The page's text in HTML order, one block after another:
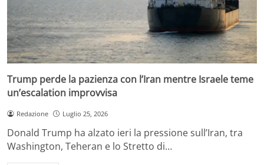
Trump perde la pazienza con l’Iran mentre Israele teme
un’escalation improvvisa
Redazione Luglio 25, 2026
Donald Trump ha alzato ieri la pressione sull’Iran, tra
Washington, Teheran e lo Stretto di…